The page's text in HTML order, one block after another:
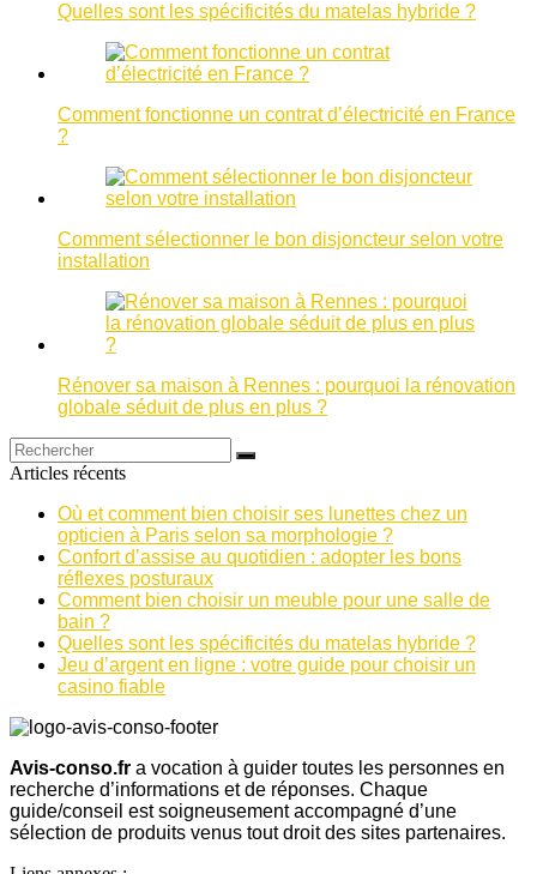
Quelles sont les spécificités du matelas hybride ?
Comment fonctionne un contrat d’électricité en France
?
Comment sélectionner le bon disjoncteur selon votre
installation
Rénover sa maison à Rennes : pourquoi la rénovation
globale séduit de plus en plus ?
Articles récents
Où et comment bien choisir ses lunettes chez un
opticien à Paris selon sa morphologie ?
Confort d’assise au quotidien : adopter les bons
réflexes posturaux
Comment bien choisir un meuble pour une salle de
bain ?
Quelles sont les spécificités du matelas hybride ?
Jeu d’argent en ligne : votre guide pour choisir un
casino fiable
Avis-conso.fr a vocation à guider toutes les personnes en
recherche d’informations et de réponses. Chaque
guide/conseil est soigneusement accompagné d’une
sélection de produits venus tout droit des sites partenaires.